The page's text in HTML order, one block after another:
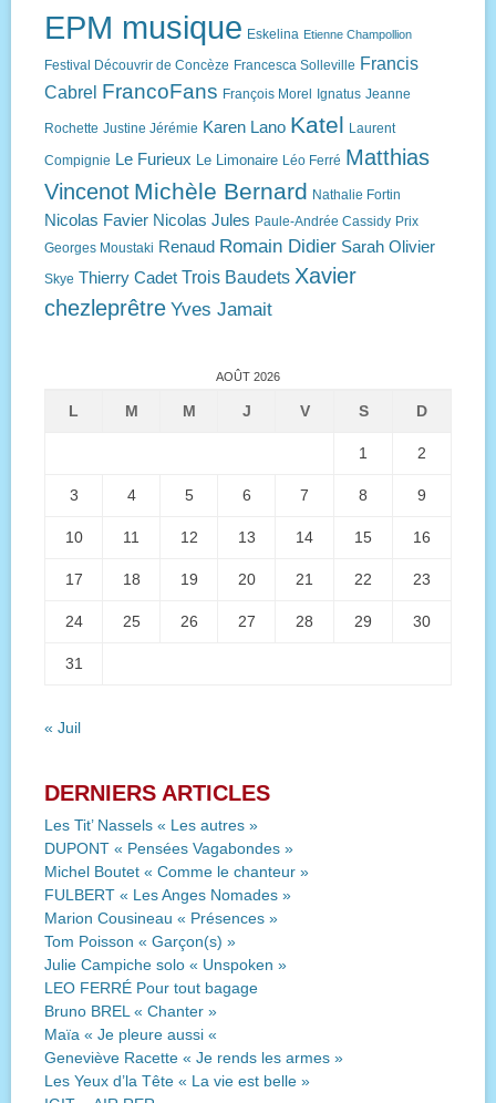
EPM musique Eskelina Etienne Champollion
Festival Découvrir de Concèze Francesca Solleville Francis
Cabrel FrancoFans François Morel Ignatus Jeanne
Rochette Justine Jérémie Karen Lano Katel Laurent
Compignie Le Furieux Le Limonaire Léo Ferré Matthias
Vincenot Michèle Bernard Nathalie Fortin
Nicolas Favier Nicolas Jules Paule-Andrée Cassidy Prix
Georges Moustaki Renaud Romain Didier Sarah Olivier
Skye Thierry Cadet Trois Baudets Xavier
chezleprêtre Yves Jamait
AOÛT 2026
L M M J V S D
1 2
3 4 5 6 7 8 9
10 11 12 13 14 15 16
17 18 19 20 21 22 23
24 25 26 27 28 29 30
31
« Juil
DERNIERS ARTICLES
Les Tit’ Nassels « Les autres »
DUPONT « Pensées Vagabondes »
Michel Boutet « Comme le chanteur »
FULBERT « Les Anges Nomades »
Marion Cousineau « Présences »
Tom Poisson « Garçon(s) »
Julie Campiche solo « Unspoken »
LEO FERRÉ Pour tout bagage
Bruno BREL « Chanter »
Maïa « Je pleure aussi «
Geneviève Racette « Je rends les armes »
Les Yeux d’la Tête « La vie est belle »